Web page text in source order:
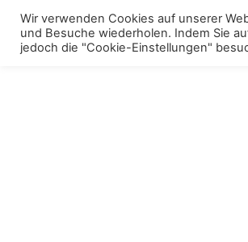
Skip
content
Menu
Wir verwenden Cookies auf unserer
und Besuche wiederholen. Indem Sie
jedoch die "Cookie-Einstellungen"